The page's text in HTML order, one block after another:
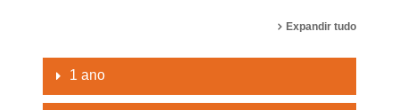
Expandir tudo
1 ano